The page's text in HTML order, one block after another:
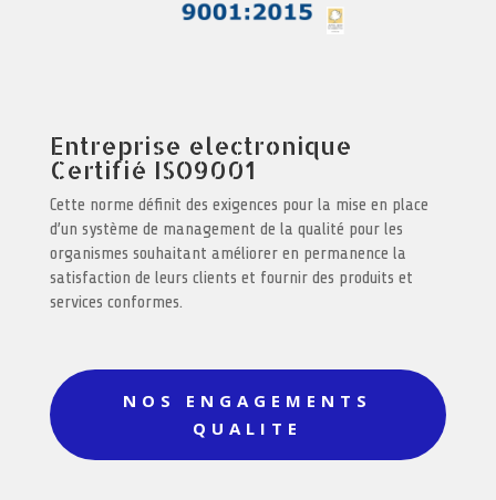
Entreprise electronique
Certifié ISO9001
Cette norme définit des exigences pour la mise en place
d’un système de management de la qualité pour les
organismes souhaitant améliorer en permanence la
satisfaction de leurs clients et fournir des produits et
services conformes.
NOS ENGAGEMENTS
QUALITE